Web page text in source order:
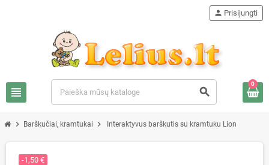
view_headline search
person Prisijungti
0
chevron_right Barškučiai, kramtukai chevron_right Interaktyvus barškutis su kramtuku Lion
-1,50 €